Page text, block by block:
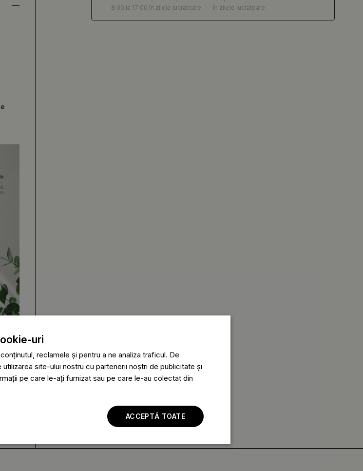
8:00 la 17:00 în zilele lucrătoare.
în zilele lucrătoare.
uri
reclamele și pentru a ne analiza traficul. De
site-ului nostru cu partenerii noștri de publicitate și
pe care le-ați furnizat sau pe care le-au colectat din
ACCEPTĂ TOATE